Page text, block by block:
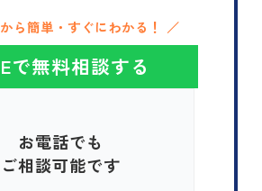
ら簡単・すぐにわかる！ ／
で無料相談する
お電話でも
ご相談可能です